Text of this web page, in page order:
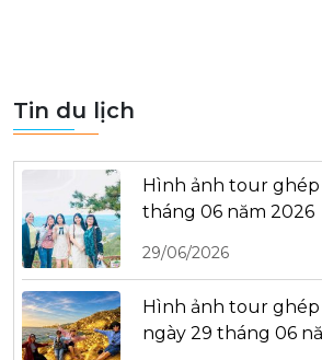
Tin du lịch
Hình ảnh tour ghép
tháng 06 năm 2026
29/06/2026
Hình ảnh tour
ngày 29 tháng 06